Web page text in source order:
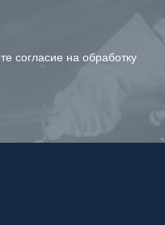
согласие на обработку